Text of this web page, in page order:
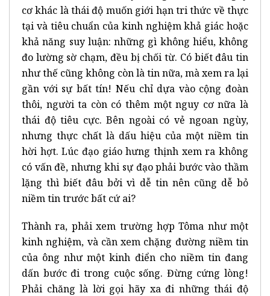
cơ khác là thái độ muốn giới hạn tri thức về thực
tại và tiêu chuẩn của kinh nghiệm khả giác hoặc
khả năng suy luận: những gì không hiểu, không
đo lường sờ chạm, đều bị chối từ. Có biết đâu tin
như thế cũng không còn là tin nữa, mà xem ra lại
gần với sự bất tín! Nếu chỉ dựa vào cộng đoàn
thôi, người ta còn có thêm một nguy cơ nữa là
thái độ tiêu cực. Bên ngoài có vẻ ngoan ngùy,
nhưng thực chất là dấu hiệu của một niềm tin
hời hợt. Lúc đạo giáo hưng thịnh xem ra không
có vấn đề, nhưng khi sự đạo phải bước vào thầm
lặng thì biết đâu bởi vì dễ tin nên cũng dễ bỏ
niềm tin trước bất cứ ai?
Thành ra, phải xem trường hợp Tôma như một
kinh nghiệm, và cần xem chặng đường niềm tin
của ông như một kinh điển cho niềm tin đang
dấn bước đi trong cuộc sống. Đừng cứng lòng!
Phải chăng là lời gọi hãy xa đi những thái độ